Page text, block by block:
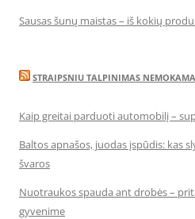
Sausas šunų maistas – iš kokių
STRAIPSNIU TALPINIMAS
Kaip greitai parduoti automobilį –
Baltos apnašos, juodas įspūdis: kas
švaros
Nuotraukos spauda ant drobės –
gyvenime